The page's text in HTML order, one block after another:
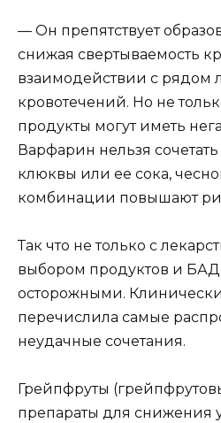
— Он препятствует
снижая свертываемость
взаимодействии с рядом
кровотечений. Но не
продукты могут иметь
Варфарин нельзя
клюквы или ее сока,
комбинации повышают
Так что не только с
выбором продуктов и
осторожными.
перечислила самые
неудачные сочетания.
Грейпфруты
препараты для снижения